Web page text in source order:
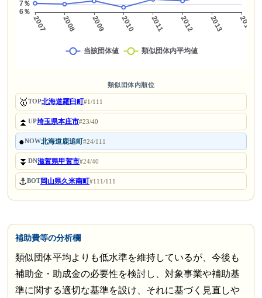
類似団体内順位
🥇TOP北海道羅臼町#1/111
⏫UP埼玉県本庄市#23/40
●NOW北海道鹿追町#24/111
⏬DN滋賀県甲賀市#24/40
⚓BOT岡山県久米南町#111/111
補助費等の分析欄
類似団体平均よりも低水準を維持しているが、今後も
補助金・助成金の必要性を検討し、対象事業や補助基
準に関する適切な基準を設け、それに基づく見直しや